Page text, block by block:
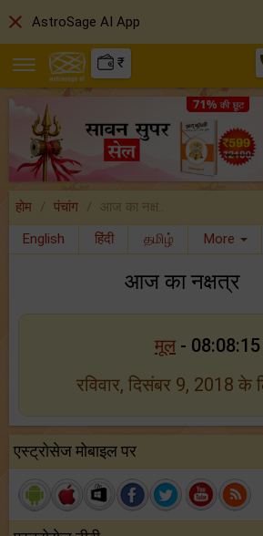
₹
होम पंचांग
आज का नक्ष..
English
हिंदी தமிழ் More
आज का नक्षत्र
मूल-
रविवार, दिसंबर 9, 2018 के
एस्ट्रोसेज मोबाइल पर
close AstroSage AI App